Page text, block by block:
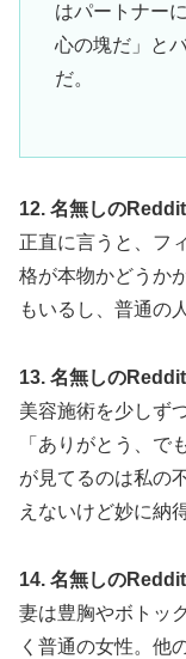
はパートナー
心の塊だ」と
だ。
12. 名無しの
正直に言うと、フ
格が本物かどうか
もいるし、普通の
13. 名無しの
美容施術を少しず
「ありがとう、で
が見てるのは私の
えないけど妙に納
14. 名無しの
妻は豊胸やボトッ
く普通の女性。他